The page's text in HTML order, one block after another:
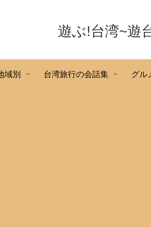
遊ぶ!台湾~遊
域別 台湾旅行の会話集 グル